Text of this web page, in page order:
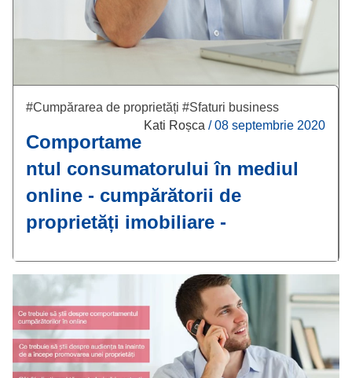
#Cumpărarea de proprietăți #Sfaturi business
Kati Roșca /08 septembrie 2020
Comportame
ntul consumatorului în mediul
online - cumpărătorii de
proprietăți imobiliare -